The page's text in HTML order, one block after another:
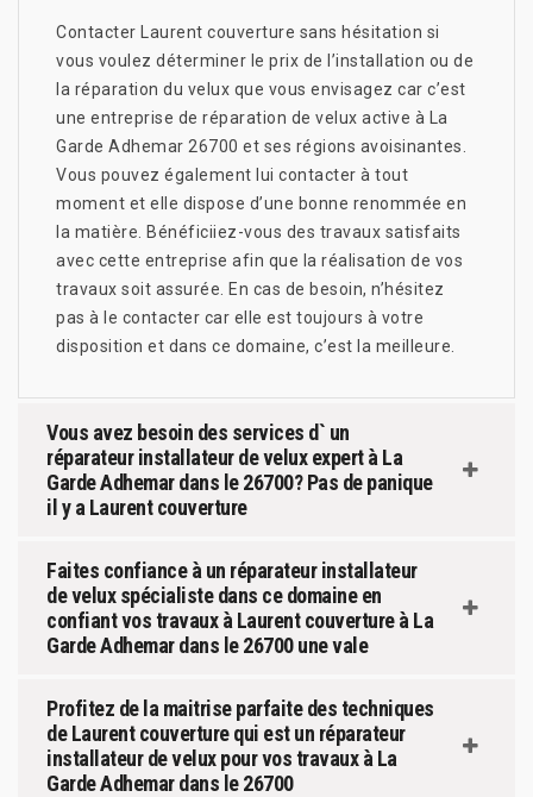
Contacter Laurent couverture sans hésitation si
vous voulez déterminer le prix de l’installation ou de
la réparation du velux que vous envisagez car c’est
une entreprise de réparation de velux active à La
Garde Adhemar 26700 et ses régions avoisinantes.
Vous pouvez également lui contacter à tout
moment et elle dispose d’une bonne renommée en
la matière. Bénéficiiez-vous des travaux satisfaits
avec cette entreprise afin que la réalisation de vos
travaux soit assurée. En cas de besoin, n’hésitez
pas à le contacter car elle est toujours à votre
disposition et dans ce domaine, c’est la meilleure.
Vous avez besoin des services d` un
réparateur installateur de velux expert à La
Garde Adhemar dans le 26700? Pas de panique
il y a Laurent couverture
Faites confiance à un réparateur installateur
de velux spécialiste dans ce domaine en
confiant vos travaux à Laurent couverture à La
Garde Adhemar dans le 26700 une vale
Profitez de la maitrise parfaite des techniques
de Laurent couverture qui est un réparateur
installateur de velux pour vos travaux à La
Garde Adhemar dans le 26700